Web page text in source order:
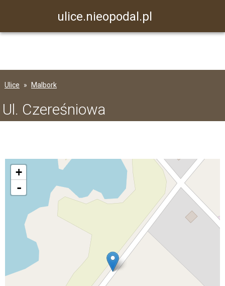
ulice.nieopodal.pl
Ulice Malbork
Ul. Czereśniowa
+
-